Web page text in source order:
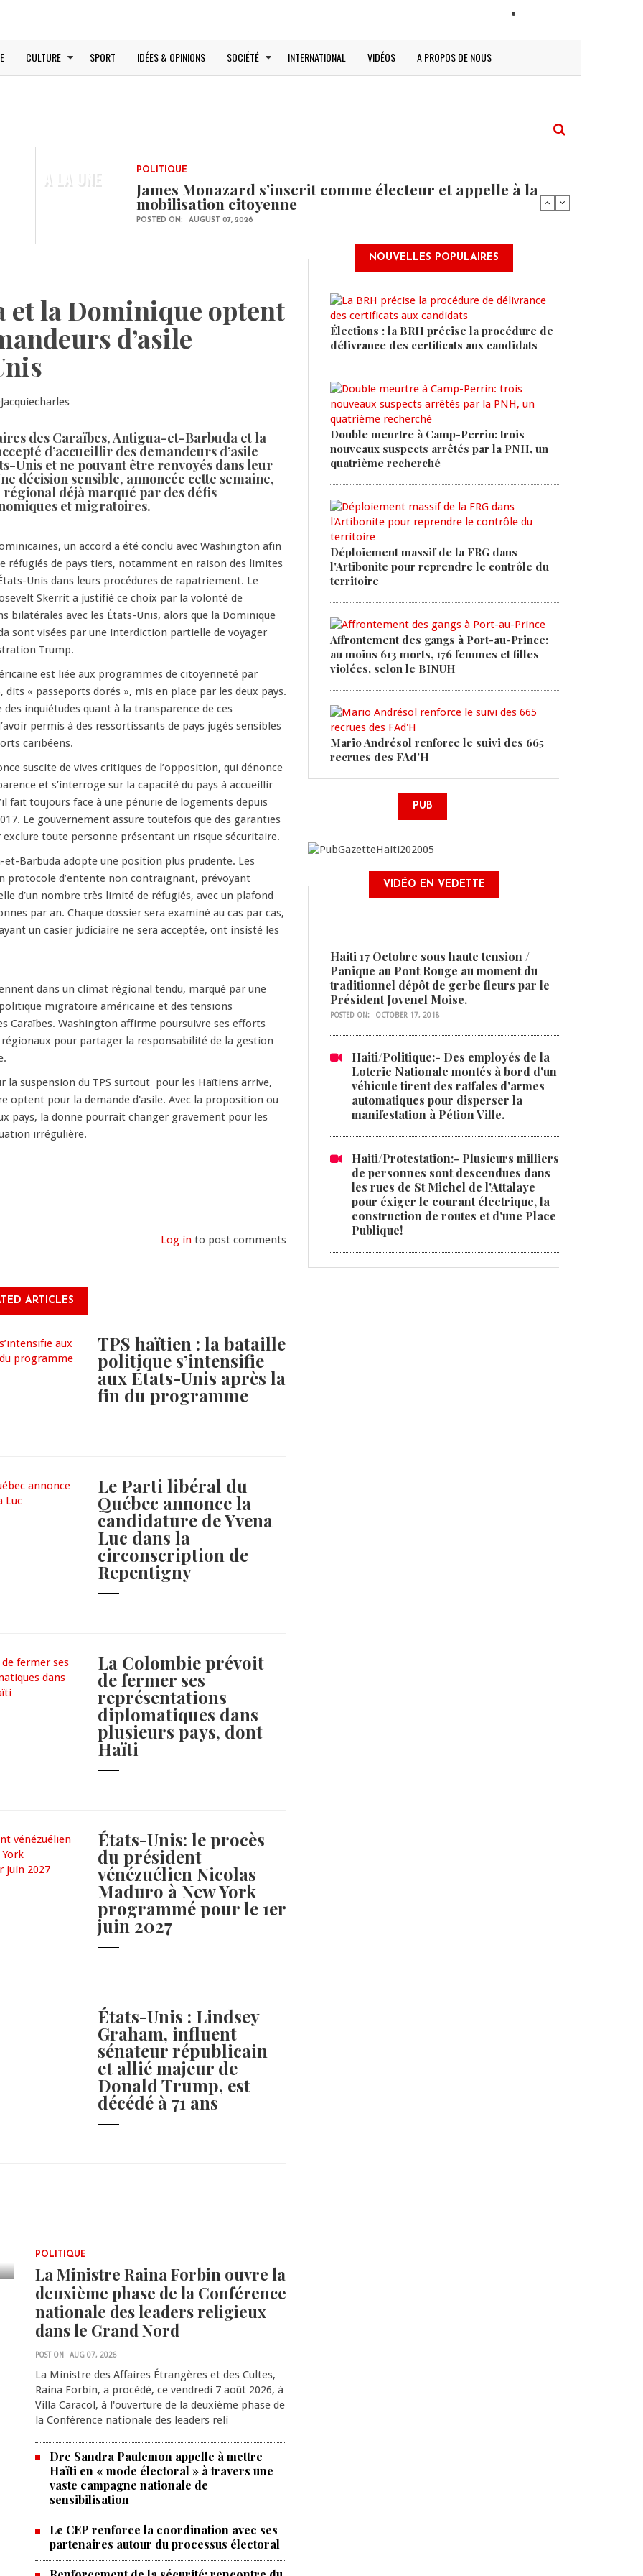
CULTURE SPORT IDÉES & OPINIONS SOCIÉTÉ INTERNATIONAL VIDÉOS A PROPOS DE NOUS
A LA UNE POLITIQUE
James Monazard s’inscrit comme électeur et appelle à la
mobilisation citoyenne
POSTED ON: AUGUST 07, 2026
la Dominique optent
d’asile
des Caraïbes, Antigua-et-Barbuda et la
d’accueillir des demandeurs d’asile
Unis et ne pouvant être renvoyés dans leur
décision sensible, annoncée cette semaine,
régional déjà marqué par des défis
et migratoires.
un accord a été conclu avec Washington afin
réfugiés de pays tiers, notamment en raison des limites
Unis dans leurs procédures de rapatriement. Le
Skerrit a justifié ce choix par la volonté de
bilatérales avec les États-Unis, alors que la Dominique
sont visées par une interdiction partielle de voyager
Trump.
est liée aux programmes de citoyenneté par
dits « passeports dorés », mis en place par les deux pays.
inquiétudes quant à la transparence de ces
permis à des ressortissants de pays jugés sensibles
caribéens.
suscite de vives critiques de l’opposition, qui dénonce
et s’interroge sur la capacité du pays à accueillir
fait toujours face à une pénurie de logements depuis
Le gouvernement assure toutefois que des garanties
toute personne présentant un risque sécuritaire.
et-Barbuda adopte une position plus prudente. Les
protocole d’entente non contraignant, prévoyant
d’un nombre très limité de réfugiés, avec un plafond
par an. Chaque dossier sera examiné au cas par cas,
un casier judiciaire ne sera acceptée, ont insisté les
dans un climat régional tendu, marqué par une
migratoire américaine et des tensions
Caraïbes. Washington affirme poursuivre ses efforts
pour partager la responsabilité de la gestion
la suspension du TPS surtout pour les Haïtiens arrive,
optent pour la demande d'asile. Avec la proposition ou
pays, la donne pourrait changer gravement pour les
irrégulière.
Log in to post comments
ARTICLES
TPS haïtien : la bataille
politique s’intensifie
aux États-Unis après la
fin du programme
Le Parti libéral du
Québec annonce la
candidature de Yvena
Luc dans la
circonscription de
Repentigny
La Colombie prévoit
de fermer ses
représentations
diplomatiques dans
plusieurs pays, dont
Haïti
États-Unis: le procès
du président
vénézuélien Nicolas
Maduro à New York
programmé pour le 1er
juin 2027
États-Unis : Lindsey
Graham, influent
sénateur républicain
et allié majeur de
Donald Trump, est
décédé à 71 ans
POLITIQUE
La Ministre Raina Forbin ouvre la
deuxième phase de la Conférence
nationale des leaders religieux
dans le Grand Nord
POST ON AUG 07, 2026
La Ministre des Affaires Étrangères et des Cultes,
Raina Forbin, a procédé, ce vendredi 7 août 2026, à
Villa Caracol, à l'ouverture de la deuxième phase de
la Conférence nationale des leaders reli
Dre Sandra Paulemon appelle à mettre
Haïti en « mode électoral » à travers une
vaste campagne nationale de
sensibilisation
Le CEP renforce la coordination avec ses
partenaires autour du processus électoral
NOUVELLES POPULAIRES
Élections : la BRH précise la procédure de
délivrance des certificats aux candidats
Double meurtre à Camp-Perrin: trois
nouveaux suspects arrêtés par la PNH, un
quatrième recherché
Déploiement massif de la FRG dans
l'Artibonite pour reprendre le contrôle du
territoire
Affrontement des gangs à Port-au-Prince:
au moins 613 morts, 176 femmes et filles
violées, selon le BINUH
Mario Andrésol renforce le suivi des 665
recrues des FAd'H
PUB
VIDÉO EN VEDETTE
Haiti 17 Octobre sous haute tension /
Panique au Pont Rouge au moment du
traditionnel dépôt de gerbe fleurs par le
Président Jovenel Moise.
POSTED ON: OCTOBER 17, 2018
Haiti/Politique:- Des employés de la
Loterie Nationale montés à bord d'un
véhicule tirent des raffales d'armes
automatiques pour disperser la
manifestation à Pétion Ville.
Haiti/Protestation:- Plusieurs milliers
de personnes sont descendues dans
les rues de St Michel de l'Attalaye
pour éxiger le courant électrique, la
construction de routes et d'une Place
Publique!